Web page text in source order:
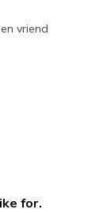
vriend
for.